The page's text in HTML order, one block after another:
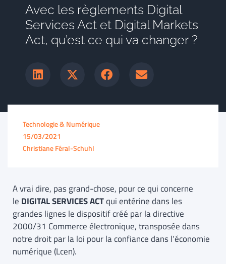
Avec les règlements Digital
Services Act et Digital Markets
Act, qu’est ce qui va changer ?
Technologie & Numérique
15/03/2021
Christiane Féral-Schuhl
A vrai dire, pas grand-chose, pour ce qui concerne
le DIGITAL SERVICES ACTqui entérine dans les
grandes lignes le dispositif créé par la directive
2000/31 Commerce électronique, transposée dans
notre droit par la loi pour la confiance dans l’économie
numérique (Lcen).